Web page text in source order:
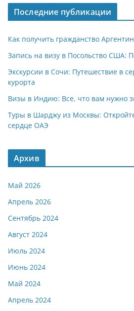
Последние публикации
Как получить гражданство
Запись на визу в Посольство США:
Экскурсии в Сочи: Путешествие в
курорта
Визы в Индию: Все, что вам нужно
Туры в Шарджу из Москвы:
сердце ОАЭ
Архив
Май 2026
Апрель 2026
Сентябрь 2024
Август 2024
Июль 2024
Июнь 2024
Май 2024
Апрель 2024